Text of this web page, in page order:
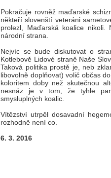
Pokračuje rovněž maďarské
někteří slovenští veteráni
prolezl, Maďarská koalice nikoli.
národní strana.
Nejvíc se bude diskutovat o
Kotlebově Lidové straně Naše
Taková politika prostě je, neb
libovolně doplňovat) volič občas
koloritem doby než skutečnou
nesnáz je v tom, že tyhle
smysluplných koalic.
Vítězství utrpěl dosavadní
rozhodně není co.
6. 3. 2016